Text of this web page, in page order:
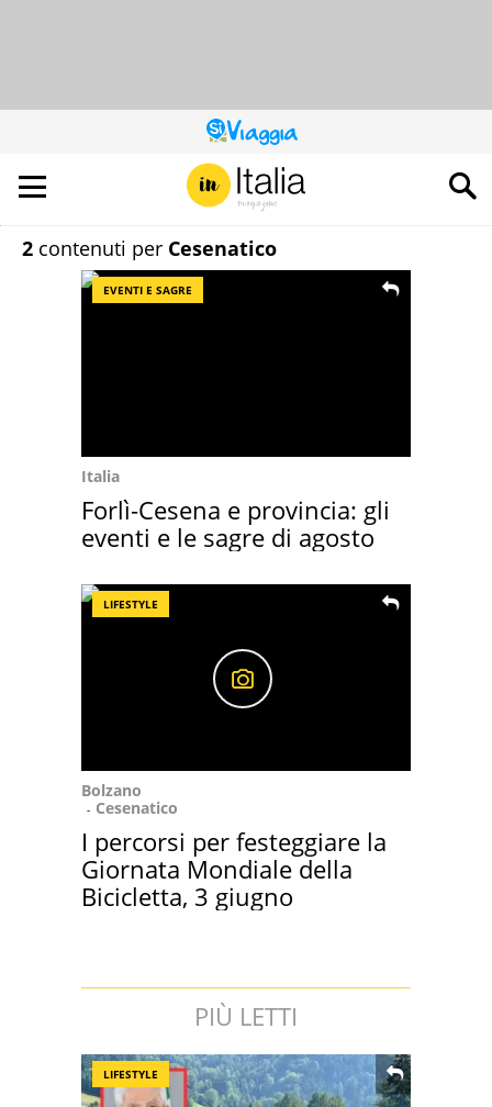
QUESTO
SITO
CONTRIBUISCE
ALL’AUDIENCE
DI
2 contenuti per Cesenatico
EVENTI E SAGRE
Italia
Forlì-Cesena e provincia: gli
eventi e le sagre di agosto
LIFESTYLE
Bolzano
Cesenatico
I percorsi per festeggiare la
Giornata Mondiale della
Bicicletta, 3 giugno
PIÙ LETTI
LIFESTYLE